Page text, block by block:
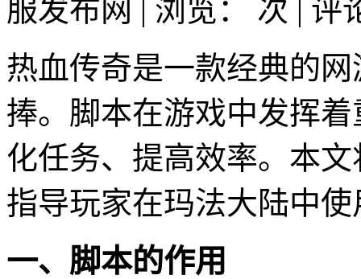
服发布网 | 浏览：
次 | 评
热血传奇是一款经典的
捧。脚本在游戏中发挥
化任务、提高效率。本
指导玩家在玛法大陆中
一、脚本的作用